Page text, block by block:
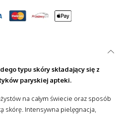
newslettera i otrzymaj rabat na zakupy
|Dostawy
Embryolisse
newslettera i otrzymaj rabat na zakupy
|Dostawy
Embryolisse
typu skóry składający się z
paryskiej apteki.
na całym świecie oraz sposób
skórę. Intensywna pielęgnacja,